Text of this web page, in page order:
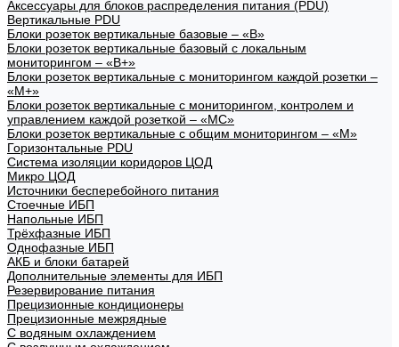
Аксессуары для блоков распределения питания (PDU)
Вертикальные PDU
Блоки розеток вертикальные базовые – «В»
Блоки розеток вертикальные базовый с локальным
мониторингом – «В+»
Блоки розеток вертикальные с мониторингом каждой розетки –
«М+»
Блоки розеток вертикальные с мониторингом, контролем и
управлением каждой розеткой – «МС»
Блоки розеток вертикальные с общим мониторингом – «М»
Горизонтальные PDU
Система изоляции коридоров ЦОД
Микро ЦОД
Источники бесперебойного питания
Стоечные ИБП
Напольные ИБП
Трёхфазные ИБП
Однофазные ИБП
АКБ и блоки батарей
Дополнительные элементы для ИБП
Резервирование питания
Прецизионные кондиционеры
Прецизионные межрядные
С водяным охлаждением